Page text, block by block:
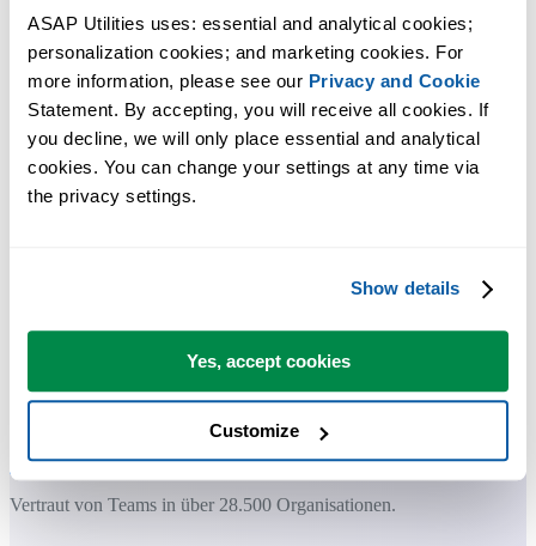
ASAP Utilities uses: essential and analytical cookies;
personalization cookies; and marketing cookies. For
more information, please see our Privacy and Cookie
Statement. By accepting, you will receive all cookies. If
you decline, we will only place essential and analytical
cookies. You can change your settings at any time via
the privacy settings.
Show details
Yes, accept cookies
Customize
Praktische Tools, die viele Excel-Nutzer in Excel vermissen.
Zeit sparen in Excel. Schnell und einfach.
ASAP Utilities hilft Ihnen, Zeit zu sparen und Dinge zu tun, die mit
Die meisten Nutzer beginnen mit wenigen Tools. Viele nutzen
ASAP Utilities schließlich täglich.
Vertraut von Teams in über 28.500 Organisationen.